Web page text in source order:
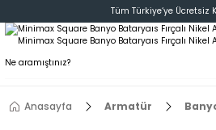
Tüm Türkiye‘ye Ücretsiz
Anasayfa Armatür